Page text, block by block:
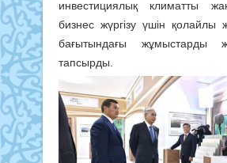
инвестициялық климатты
бизнес жүргізу үшін қолайлы
бағытындағы жұмыстарды
тапсырды.